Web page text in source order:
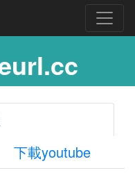
下載youtube